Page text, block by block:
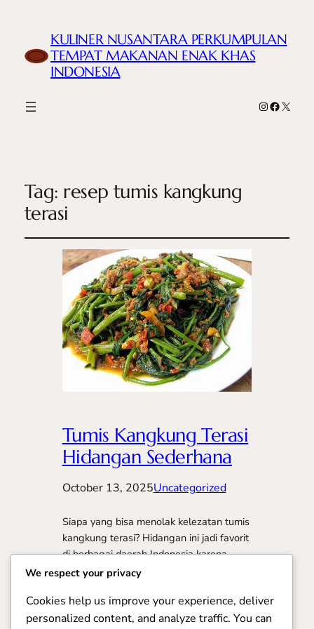
KULINER NUSANTARA PERKUMPULAN
TEMPAT MAKANAN ENAK KHAS
INDONESIA
Instagram
X
Tag: resep tumis kangkung
terasi
Tumis Kangkung Terasi
Hidangan Sederhana
October 13, 2025Uncategorized
Siapa yang bisa menolak kelezatan tumis
kangkung terasi? Hidangan ini jadi favorit
di berbagai daerah Indonesia karena
rasanya yang gurih, pedas, dan aromanya
bahan sederhana, masakan ini selalu
berhasil membuat siapa pun tergoda
We respect your privacy
Cookies help us improve your experience, deliver
personalized content, and analyze traffic. You can